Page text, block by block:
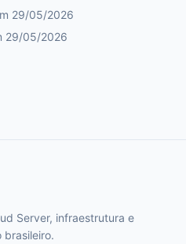
29/05/2026
29/05/2026
Server, infraestrutura e
brasileiro.